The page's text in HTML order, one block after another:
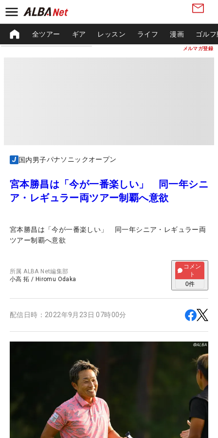
メルマガ登録
全ツアー ギア レッスン ライフ 漫画 ゴル
国内男子パナソニックオープン
宮本勝昌は「今が一番楽しい」 同一年シニ
ア・レギュラー両ツアー制覇へ意欲
宮本勝昌は「今が一番楽しい」 同一年シニア・レギュラー両
ツアー制覇へ意欲
所属ALBA Net編集部
小高 拓 / Hiromu Odaka
コメン
ト
0件
配信日時： 2022年9月23日 07時00分